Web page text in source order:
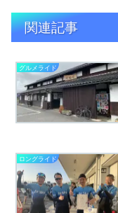
関連記事
グルメライド
ロングライド